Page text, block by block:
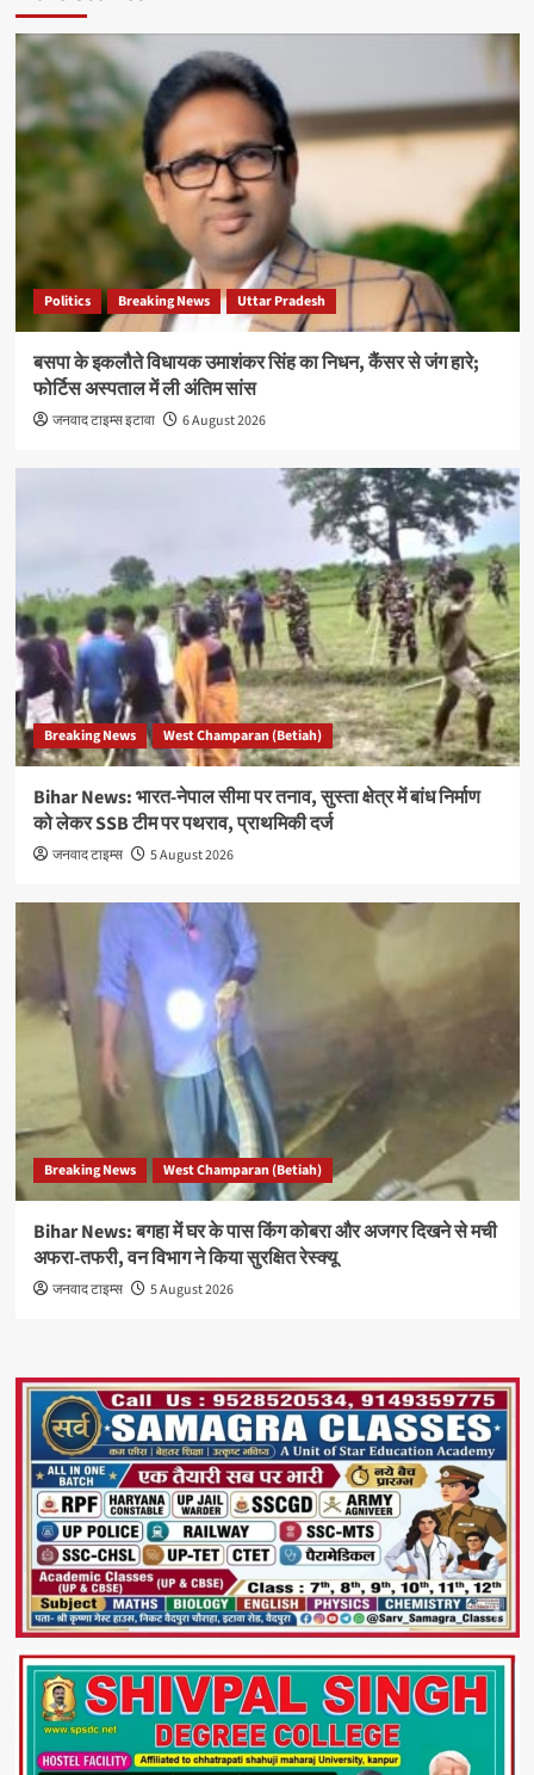
Politics Breaking News Uttar Pradesh
बसपा के इकलौते विधायक उमाशंकर सिंह का निधन, कैंसर से जंग हारे;
फोर्टिस अस्पताल में ली अंतिम सांस
जनवाद टाइम्स इटावा 6 August 2026
Breaking News West Champaran (Betiah)
Bihar News: भारत-नेपाल सीमा पर तनाव, सुस्ता क्षेत्र में बांध निर्माण
को लेकर SSB टीम पर पथराव, प्राथमिकी दर्ज
जनवाद टाइम्स 5 August 2026
Breaking News West Champaran (Betiah)
Bihar News: बगहा में घर के पास किंग कोबरा और अजगर दिखने से मची
अफरा-तफरी, वन विभाग ने किया सुरक्षित रेस्क्यू
जनवाद टाइम्स 5 August 2026